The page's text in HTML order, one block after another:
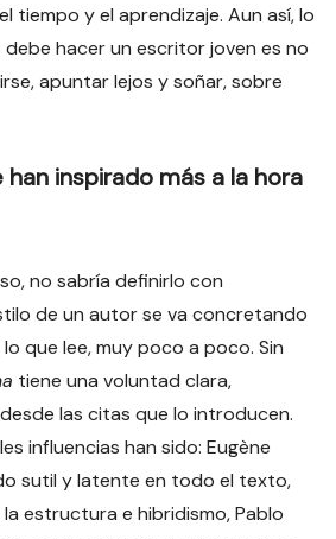
tiempo y el aprendizaje. Aun así, lo
hacer un escritor joven es no
apuntar lejos y soñar, sobre
inspirado más a la hora
no sabría definirlo con
de un autor se va concretando
que lee, muy poco a poco. Sin
tiene una voluntad clara,
las citas que lo introducen.
influencias han sido: Eugène
sutil y latente en todo el texto,
estructura e hibridismo, Pablo